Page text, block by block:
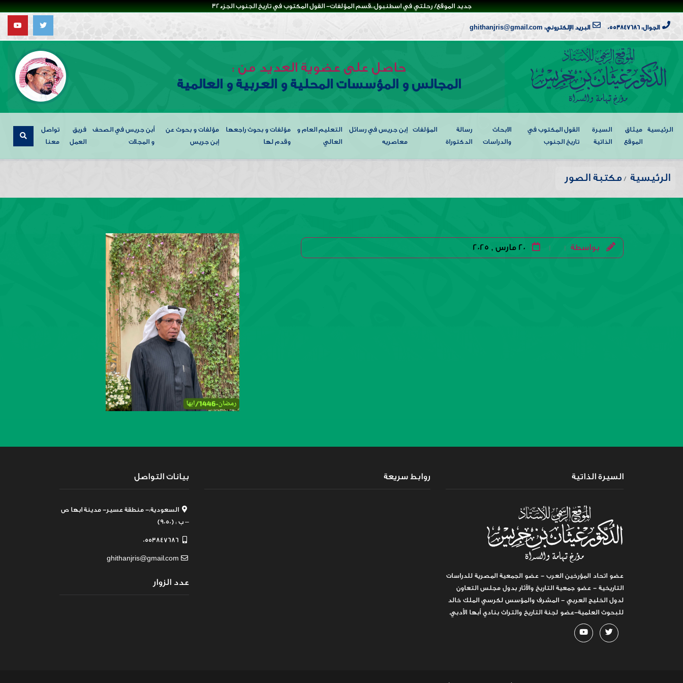
جديد الموقع/ رحلتي في اسطنبول،،قسم المؤلفات- القول المكتوب في تاريخ الجنوب الجزء32
الجوال: 0553847686 البريد الإلكتروني: ghithanjris@gmail.com
حاصل على عضوية العديد من :
المجالس و المؤسسات المحلية و العربية و العالمية
الرئيسية
ميثاق
الموقع
السيرة
الذاتية
القول المكتوب في
تاريخ الجنوب
الابحاث
والدراسات
رسالة
الدكتوراة
المؤلفات
إبن جريس في رسائل
معاصريه
التعليم العام و
العالي
مؤلفات و بحوث راجعها
وقدم لها
مؤلفات و بحوث عن
إبن جريس
أبن جريس في الصحف
و المجلات
فريق
العمل
تواصل
معنا
الرئيسية مكتبة الصور
بواسطة |
| 20 مارس , 2025
السيرة الذاتية
عضو اتحاد المؤرخين العرب - عضو الجمعية المصرية للدراسات
التاريخية - عضو جمعية التاريخ والآثار بدول مجلس التعاون
لدول الخليج العربي - المشرف والمؤسس لكرسي الملك خالد
للبحوث العلمية-عضو لجنة التاريخ والتراث بنادي أبها الأدبي.
روابط سريعة بيانات التواصل
السعودية:- منطقة عسير- مدينة ابها ص
– ب : (9050)
0553847686
ghithanjris@gmail.com
عدد الزوار